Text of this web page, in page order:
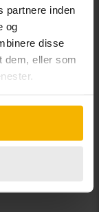
partnere inden
og
disse
dem, eller som